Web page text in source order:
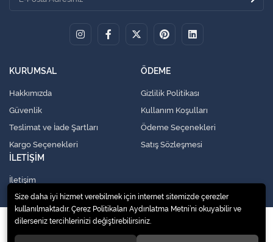
KURUMSAL
Hakkımızda
Güvenlik
Teslimat ve İade Şartları
Kargo Seçenekleri
ÖDEME
Gizlilik Politikası
Kullanım Koşulları
Ödeme Seçenekleri
Satış Sözleşmesi
İLETİŞİM
İletişim
© 2020Küresel Soğutma Sistemleri Yedek Parça San. Ve Tic. Ltd. Şti.
Size daha iyi hizmet verebilmek için internet sitemizde çerezler
kullanılmaktadır. Çerez Politikaları Aydınlatma Metni’ni okuyabilir ve
dilerseniz tercihlerinizi değiştirebilirsiniz.